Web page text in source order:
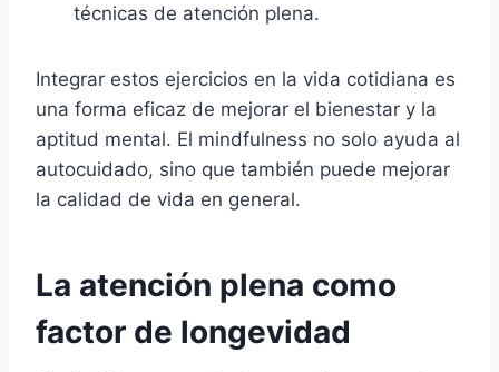
técnicas de atención plena.
Integrar estos ejercicios en la vida cotidiana es
una forma eficaz de mejorar el bienestar y la
aptitud mental. El mindfulness no solo ayuda al
autocuidado, sino que también puede mejorar
la calidad de vida en general.
La atención plena como
factor de longevidad